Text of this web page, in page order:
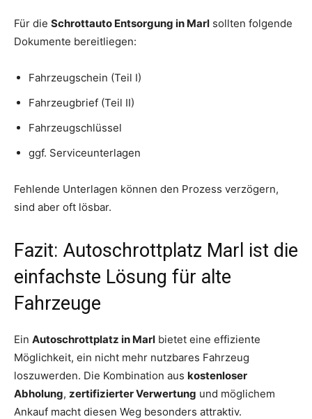
Für die Schrottauto Entsorgung in Marl sollten folgende
Dokumente bereitliegen:
Fahrzeugschein (Teil I)
Fahrzeugbrief (Teil II)
Fahrzeugschlüssel
ggf. Serviceunterlagen
Fehlende Unterlagen können den Prozess verzögern,
sind aber oft lösbar.
Fazit: Autoschrottplatz Marl ist die
einfachste Lösung für alte
Fahrzeuge
Ein Autoschrottplatz in Marl bietet eine effiziente
Möglichkeit, ein nicht mehr nutzbares Fahrzeug
loszuwerden. Die Kombination aus kostenloser
Abholung, zertifizierter Verwertung und möglichem
Ankauf macht diesen Weg besonders attraktiv.